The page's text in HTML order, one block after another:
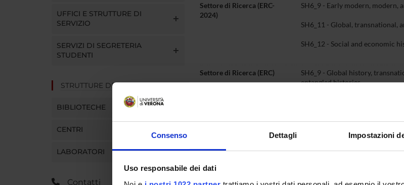
Consenso Dettagli Impostazioni
Uso responsabile dei dati
UFFICI E STRUTTURE DI
SERVIZIO
SERVIZI DI SEGRETERIA
STUDENTI
STRUTTURE DEL DIPARTIMENTO
BIBLIOTECHE
CENTRI
LABORATORI
Contatti
Settore di Ricerca (ERC-
2024)
SH6_9 - Early modern, modern,
SH6_11 - Global, transnational,
SH6_12 - Social and economic
Settore di Ricerca (ERC)
SH6_9 - Global history,
entangled histories